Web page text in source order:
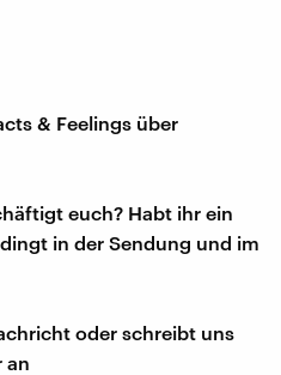
& Feelings über
euch? Habt ihr ein
in der Sendung und im
oder schreibt uns
an